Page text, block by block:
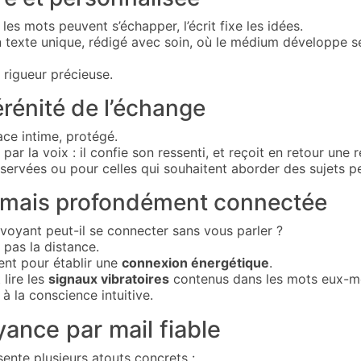
mots peuvent s’échapper, l’écrit fixe les idées.
unique, rédigé avec soin, où le médium développe
rigueur précieuse.
de l’échange
intime, protégé.
la voix : il confie son ressenti, et reçoit en retour une
ou pour celles qui souhaitent aborder des sujets
profondément connectée
peut-il se connecter sans vous parler ?
pas la distance.
pour établir une connexion énergétique.
lire les signaux vibratoires contenus dans les mots eux-
à la conscience intuitive.
par mail fiable
plusieurs atouts concrets :